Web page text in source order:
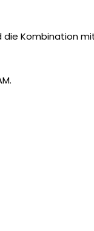
Kombination